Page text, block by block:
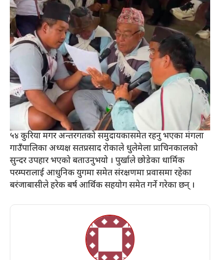
५४ कुरिया मगर अन्तरगतको समुदायकासमेत रहनु भएका मंगला
गाउँपालिका अध्यक्ष सतप्रसाद रोकाले धुलेमेला प्राचिनकालको
सुन्दर उपहार भएको बताउनुभयो । पुर्खाले छोडेका धार्मिक
परम्परालाई आधुनिक युगमा समेत संरक्षणमा प्रवासमा रहेका
बरंजाबासीले हरेक बर्ष आर्थिक सहयोग समेत गर्ने गरेका छन् ।